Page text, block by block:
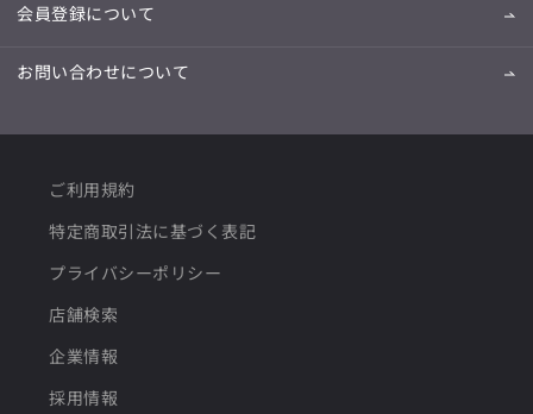
会員登録について
お問い合わせについて
ご利用規約
特定商取引法に基づく表記
プライバシーポリシー
店舗検索
企業情報
採用情報